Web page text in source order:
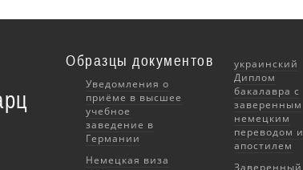
Образцы документов
Уведомления о
приёме в высшее
учебное
заведение в
Германии
Немецкая виза
украинский
Диплом
бакалавра с
заверенным
немецким
переводом и
апостилем
Заверенный